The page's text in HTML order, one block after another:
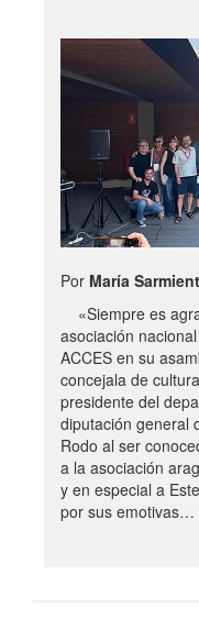
Por María
«Siempre es
asociación
ACCES en su
concejala de
presidente del
diputación general
Rodo al ser
a la asociación
y en especial a
por sus emotivas…